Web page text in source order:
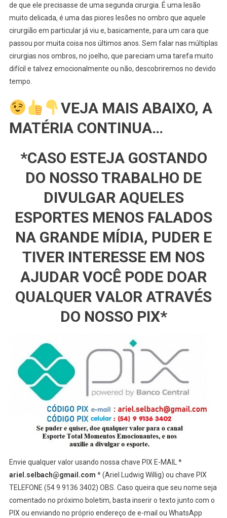
de que ele precisasse de uma segunda cirurgia. É uma lesão
muito delicada, é uma das piores lesões no ombro que aquele
cirurgião em particular já viu e, basicamente, para um cara que
passou por muita coisa nos últimos anos. Sem falar nas múltiplas
cirurgias nos ombros, no joelho, que pareciam uma tarefa muito
difícil e talvez emocionalmente ou não, descobriremos no devido
tempo.
VEJA MAIS ABAIXO, A
MATÉRIA CONTINUA…
*CASO ESTEJA GOSTANDO
DO NOSSO TRABALHO DE
DIVULGAR AQUELES
ESPORTES MENOS FALADOS
NA GRANDE MÍDIA, PUDER E
TIVER INTERESSE EM NOS
AJUDAR VOCÊ PODE DOAR
QUALQUER VALOR ATRAVÉS
DO NOSSO PIX*
Envie qualquer valor usando nossa chave PIX E-MAIL *
ariel.selbach@gmail.com * (Ariel Ludwig Willig) ou chave PIX
TELEFONE (54 9 9136 3402) OBS. Caso queira que seu nome seja
comentado no próximo boletim, basta inserir o texto junto com o
PIX ou enviando no próprio endereço de e-mail ou WhatsApp